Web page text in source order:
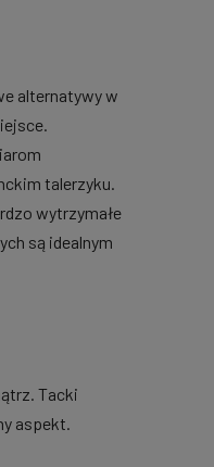
alternatywy w
talerzyku.
wytrzymałe
są idealnym
Tacki
aspekt.